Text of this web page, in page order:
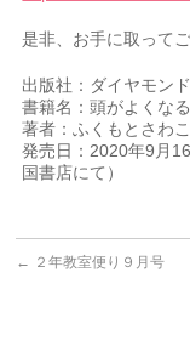
是非、お手に取って
出版社：ダイヤモン
書籍名：頭がよくな
著者：ふくもとさわこ
発売日：2020年9月
国書店にて）
← ２年教室便り９月号